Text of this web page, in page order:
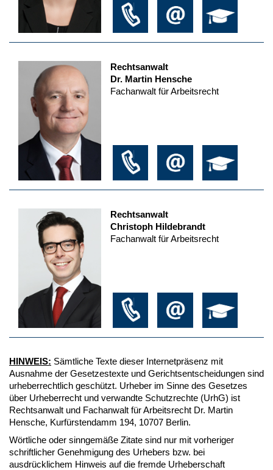
Rechtsanwalt
Dr. Martin Hensche
Fachanwalt für Arbeitsrecht
Rechtsanwalt
Christoph Hildebrandt
Fachanwalt für Arbeitsrecht
HINWEIS: Sämtliche Texte dieser Internetpräsenz mit
Ausnahme der Gesetzestexte und Gerichtsentscheidungen sind
urheberrechtlich geschützt. Urheber im Sinne des Gesetzes
über Urheberrecht und verwandte Schutzrechte (UrhG) ist
Rechtsanwalt und Fachanwalt für Arbeitsrecht Dr. Martin
Hensche, Kurfürstendamm 194, 10707 Berlin.
Wörtliche oder sinngemäße Zitate sind nur mit vorheriger
schriftlicher Genehmigung des Urhebers bzw. bei
ausdrücklichem Hinweis auf die fremde Urheberschaft